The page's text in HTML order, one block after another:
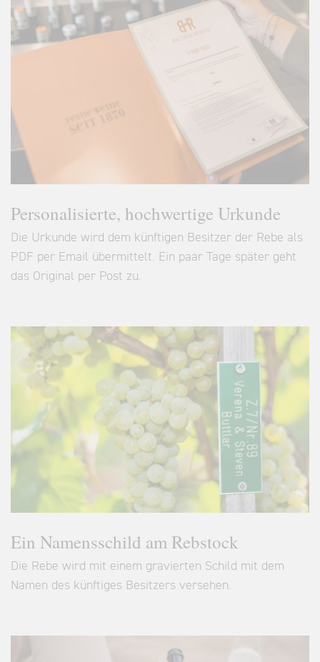
Personalisierte, hochwertige Urkunde
Die Urkunde wird dem künftigen Besitzer der Rebe als
PDF per Email übermittelt. Ein paar Tage später geht
das Original per Post zu.
Ein Namensschild am Rebstock
Die Rebe wird mit einem gravierten Schild mit dem
Namen des künftiges Besitzers versehen.